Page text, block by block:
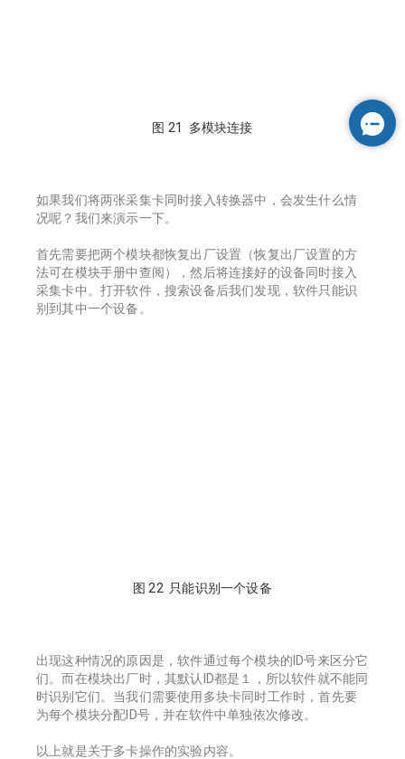
图 21 多模块连接
如果我们将两张采集卡同时接入转换器中，会发生什么情
况呢？我们来演示一下。
首先需要把两个模块都恢复出厂设置（恢复出厂设置的方
法可在模块手册中查阅），然后将连接好的设备同时接入
采集卡中。打开软件，搜索设备后我们发现，软件只能识
别到其中一个设备。
图 22 只能识别一个设备
出现这种情况的原因是，软件通过每个模块的ID号来区分它
们。而在模块出厂时，其默认ID都是１，所以软件就不能同
时识别它们。当我们需要使用多块卡同时工作时，首先要
为每个模块分配ID号，并在软件中单独依次修改。
以上就是关于多卡操作的实验内容。